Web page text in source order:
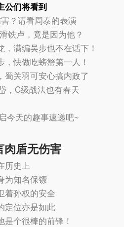
公们将看到
？请看周泰的表演
铁卢，竟是因为他？
满编吴步也不在话下！
快做吃螃蟹第一人！
蜀关羽可安心搞内政了
，C级战法也有春天
今天的趣事速递吧~
肉盾无伤害
历史上
为知名保镖
着孙权的安全
定位亦是如此
是个很棒的前锋！